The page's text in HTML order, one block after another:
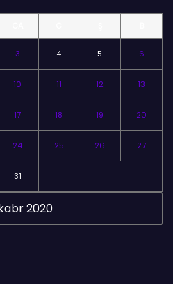
2020
3 4 5 6
10 11 12 13
17 18 19 20
24 25 26 27
31